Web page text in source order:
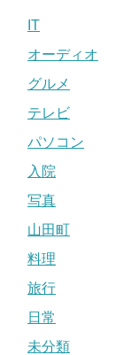
IT
オーディオ
グルメ
テレビ
パソコン
入院
写真
山田町
料理
旅行
日常
未分類